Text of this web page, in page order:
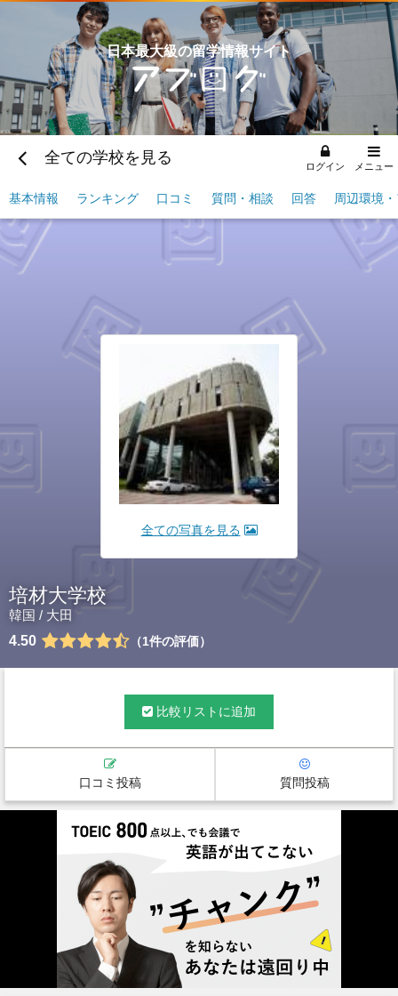
日本最大級の留学情報サイト
全ての学校を見る ログイン メニュー
基本情報 ランキング 口コミ 質問・相談 回答 周辺環境
全ての写真を見る
培材大学校
韓国 / 大田
4.50
1件の評価
比較リストに追加
口コミ投稿 質問投稿